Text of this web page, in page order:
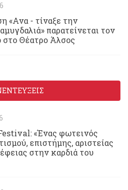
«Ανα - τίναξε την
παρατείνεται τον
στο Θέατρο Άλσος
«Ένας φωτεινός
επιστήμης, αριστείας
στην καρδιά του